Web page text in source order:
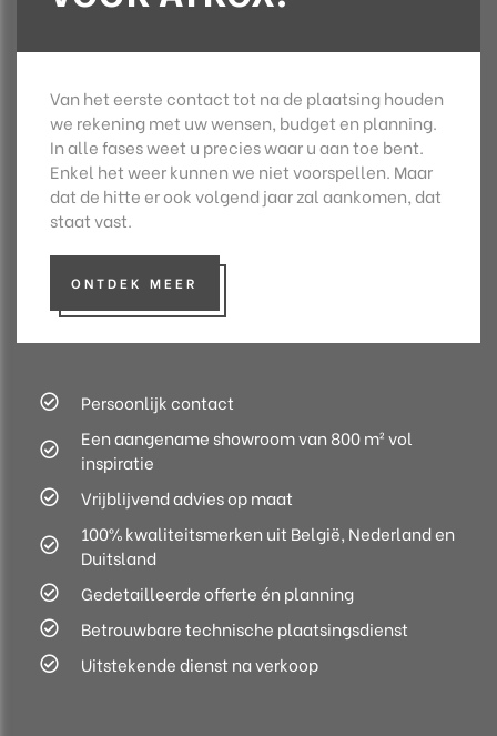
Van het eerste contact tot na de plaatsing houden
we rekening met uw wensen, budget en planning.
In alle fases weet u precies waar u aan toe bent.
Enkel het weer kunnen we niet voorspellen. Maar
dat de hitte er ook volgend jaar zal aankomen, dat
staat vast.
ONTDEK MEER
Persoonlijk contact
Een aangename showroom van 800 m² vol
inspiratie
Vrijblijvend advies op maat
100% kwaliteitsmerken uit België, Nederland en
Duitsland
Gedetailleerde offerte én planning
Betrouwbare technische plaatsingsdienst
Uitstekende dienst na verkoop